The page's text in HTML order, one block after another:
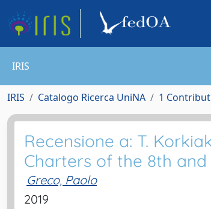
IRIS
IRIS Catalogo Ricerca UniNA 1
Recensione a: T.
Charters of the 8th and
Greco, Paolo
2019